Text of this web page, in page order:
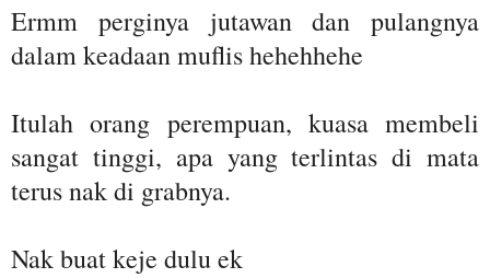
Ermm perginya jutawan dan pulangnya
dalam keadaan muflis hehehhehe
Itulah orang perempuan, kuasa membeli
sangat tinggi, apa yang terlintas di mata
terus nak di grabnya.
Nak buat keje dulu ek